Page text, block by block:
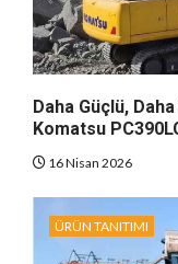
Daha Güçlü,
Komatsu
16 Nisan 2026
ÜRÜN TANITIMI